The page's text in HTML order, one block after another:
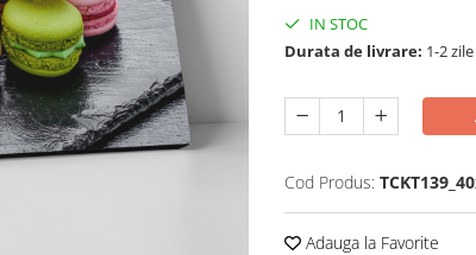
IN STOC
Durata de livrare: 1-2
Cod Produs:
Adauga la Favorite